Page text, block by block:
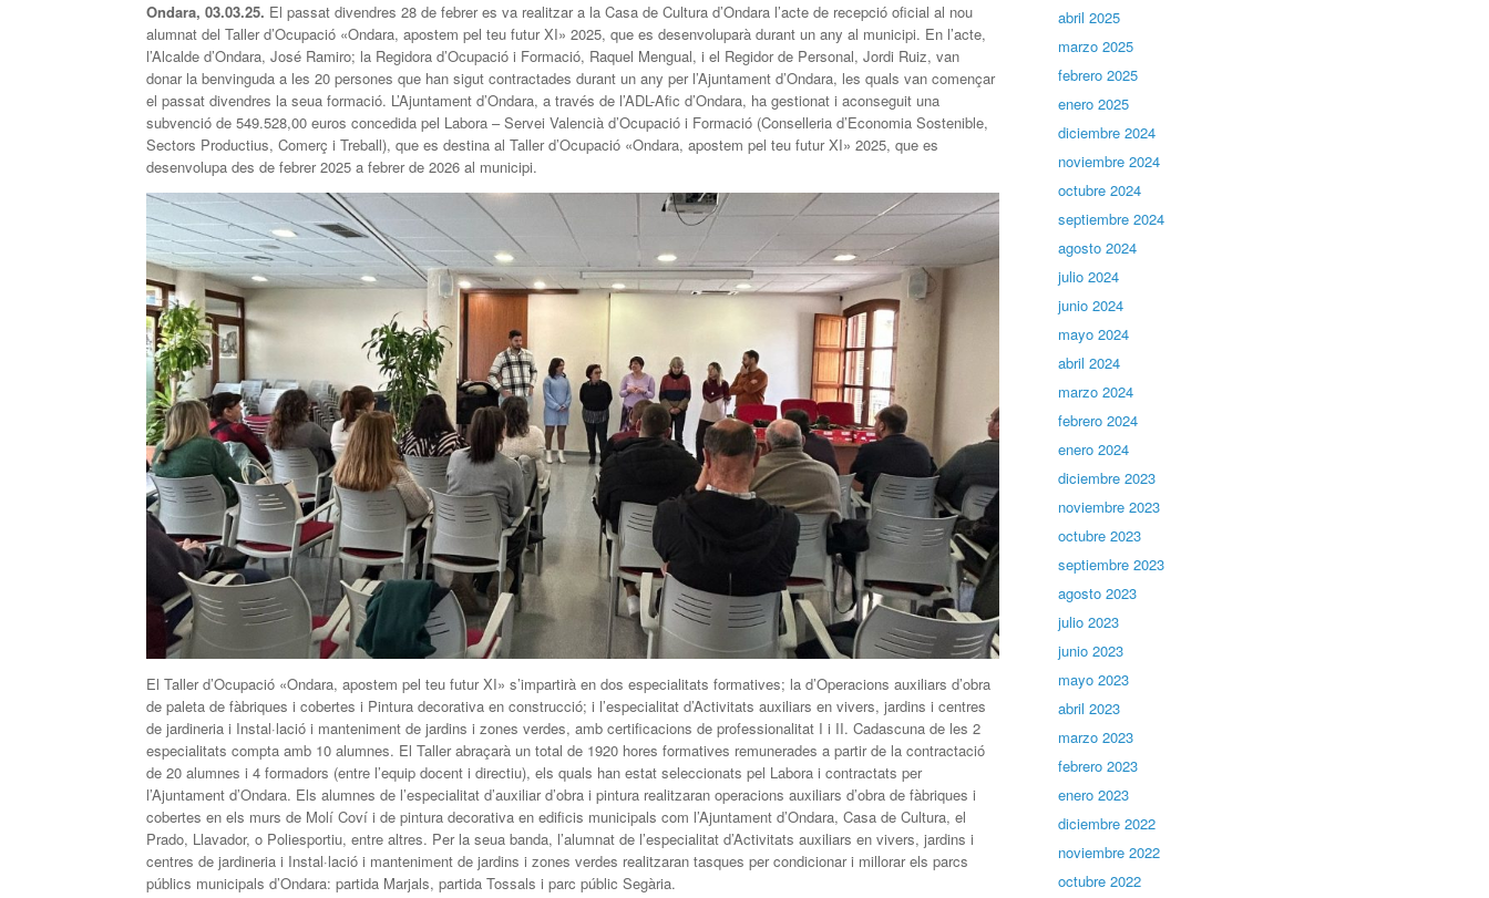
Ondara, 03.03.25. El passat divendres 28 de febrer es va realitzar a la Casa de Cultura d’Ondara l’acte de recepció oficial al nou
alumnat del Taller d’Ocupació «Ondara, apostem pel teu futur XI» 2025, que es desenvoluparà durant un any al municipi. En l’acte,
l’Alcalde d’Ondara, José Ramiro; la Regidora d’Ocupació i Formació, Raquel Mengual, i el Regidor de Personal, Jordi Ruiz, van
donar la benvinguda a les 20 persones que han sigut contractades durant un any per l’Ajuntament d’Ondara, les quals van començar
el passat divendres la seua formació. L’Ajuntament d’Ondara, a través de l’ADL-Afic d’Ondara, ha gestionat i aconseguit una
subvenció de 549.528,00 euros concedida pel Labora – Servei Valencià d’Ocupació i Formació (Conselleria d’Economia Sostenible,
Sectors Productius, Comerç i Treball), que es destina al Taller d’Ocupació «Ondara, apostem pel teu futur XI» 2025, que es
desenvolupa des de febrer 2025 a febrer de 2026 al municipi.
El Taller d’Ocupació «Ondara, apostem pel teu futur XI» s’impartirà en dos especialitats formatives; la d’Operacions auxiliars d’obra
de paleta de fàbriques i cobertes i Pintura decorativa en construcció; i l’especialitat d’Activitats auxiliars en vivers, jardins i centres
de jardineria i Instal·lació i manteniment de jardins i zones verdes, amb certificacions de professionalitat I i II. Cadascuna de les 2
especialitats compta amb 10 alumnes. El Taller abraçarà un total de 1920 hores formatives remunerades a partir de la contractació
de 20 alumnes i 4 formadors (entre l’equip docent i directiu), els quals han estat seleccionats pel Labora i contractats per
l’Ajuntament d’Ondara. Els alumnes de l’especialitat d’auxiliar d’obra i pintura realitzaran operacions auxiliars d’obra de fàbriques i
cobertes en els murs de Molí Coví i de pintura decorativa en edificis municipals com l’Ajuntament d’Ondara, Casa de Cultura, el
Prado, Llavador, o Poliesportiu, entre altres. Per la seua banda, l’alumnat de l’especialitat d’Activitats auxiliars en vivers, jardins i
centres de jardineria i Instal·lació i manteniment de jardins i zones verdes realitzaran tasques per condicionar i millorar els parcs
públics municipals d’Ondara: partida Marjals, partida Tossals i parc públic Segària.
abril 2025
marzo 2025
febrero 2025
enero 2025
diciembre 2024
noviembre 2024
octubre 2024
septiembre 2024
agosto 2024
julio 2024
junio 2024
mayo 2024
abril 2024
marzo 2024
febrero 2024
enero 2024
diciembre 2023
noviembre 2023
octubre 2023
septiembre 2023
agosto 2023
julio 2023
junio 2023
mayo 2023
abril 2023
marzo 2023
febrero 2023
enero 2023
diciembre 2022
noviembre 2022
octubre 2022